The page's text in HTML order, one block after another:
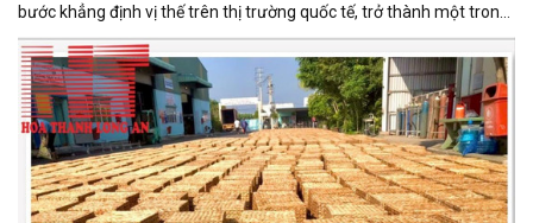
bước khẳng định vị thế trên thị trường quốc tế, trở thành một trong
những doanh nghiệp xuất khẩu uy tín của ngành thủ công mỹ nghệ
Việt Nam.